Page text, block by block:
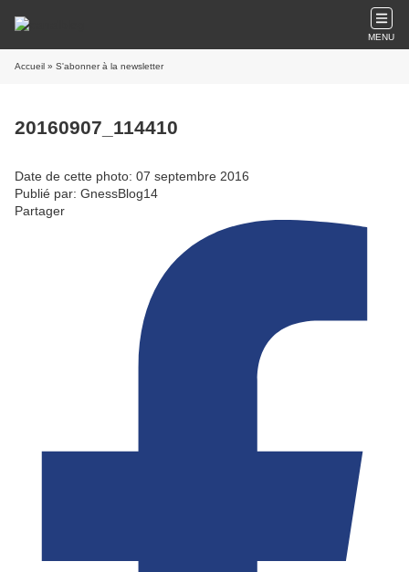
MENU
Accueil » S'abonner à la newsletter
20160907_114410
Date de cette photo: 07 septembre 2016
Publié par: GnessBlog14
Partager